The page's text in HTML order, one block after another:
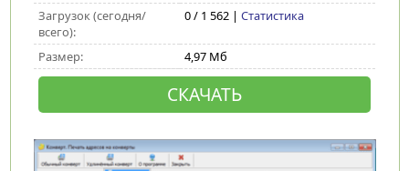
Загрузок (сегодня/
всего):
0 / 1 562 | Статистика
Размер: 4,97 Мб
СКАЧАТЬ